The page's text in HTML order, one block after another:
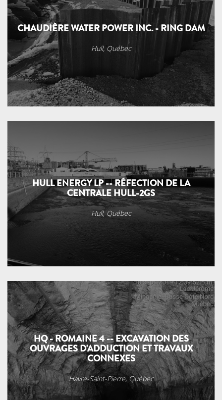
CHAUDIÈRE WATER POWER INC. - RING DAM
Hull, Québec
HULL ENERGY LP -- RÉFECTION DE LA
CENTRALE HULL-2GS
Hull, Québec
HQ - ROMAINE 4 -- EXCAVATION DES
OUVRAGES D'ADDUCTION ET TRAVAUX
CONNEXES
Havre-Saint-Pierre, Québec